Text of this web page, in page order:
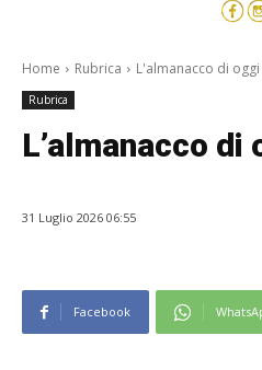
Home Rubrica L'almanacco di
Rubrica
L’almanacco
31 Luglio 2026 06:55
Facebook